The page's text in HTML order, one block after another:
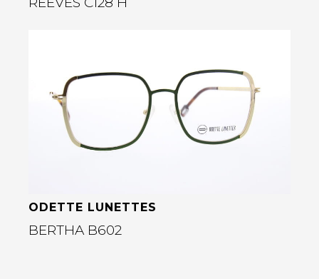
ODETTE LUNETTES
BERTHA B602